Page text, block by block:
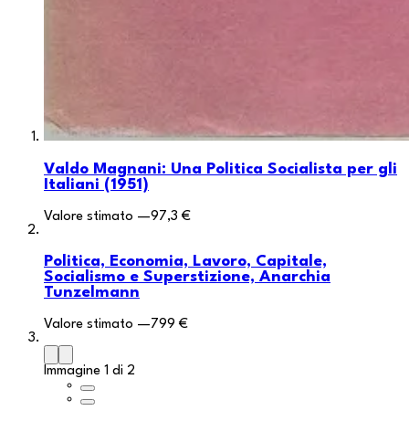
Valdo Magnani: Una Politica Socialista per gli
Italiani (1951)
Valore stimato —97,3 €
Politica, Economia, Lavoro, Capitale,
Socialismo e Superstizione, Anarchia
Tunzelmann
Valore stimato —799 €
Immagine 1 di 2